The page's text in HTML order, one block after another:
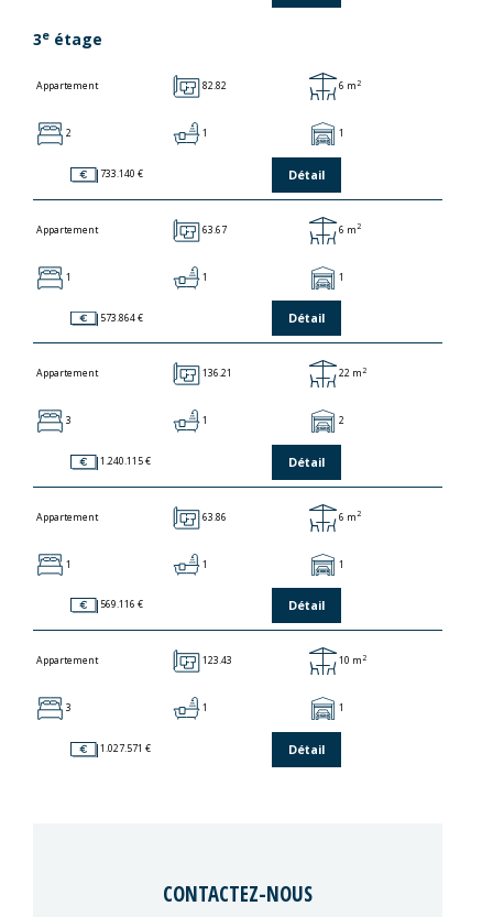
3e étage
Appartement 82.82 6 m 2
2 1 1
733.140 € Détail
Appartement 63.67 6 m2
1 1 1
573.864 € Détail
Appartement 136.21 22 m 2
3 1 2
1.240.115 € Détail
Appartement 63.86 6 m2
1 1 1
569.116 € Détail
Appartement 123.43 10 m 2
3 1 1
1.027.571 € Détail
CONTACTEZ-NOUS